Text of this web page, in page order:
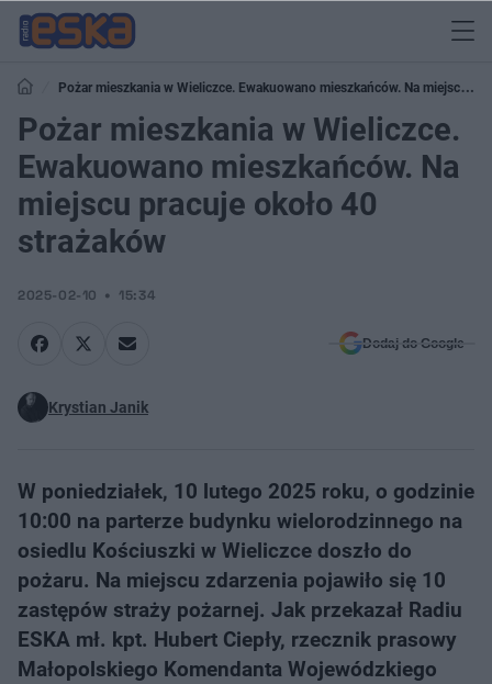
Pożar mieszkania w Wieliczce. Ewakuowano mieszkańców. Na miejscu
pracuje około 40 strażaków
Pożar mieszkania w Wieliczce.
Ewakuowano mieszkańców. Na
miejscu pracuje około 40
strażaków
2025-02-10 15:34
Dodaj do Google
Krystian Janik
W poniedziałek, 10 lutego 2025 roku, o godzinie
10:00 na parterze budynku wielorodzinnego na
osiedlu Kościuszki w Wieliczce doszło do
pożaru. Na miejscu zdarzenia pojawiło się 10
zastępów straży pożarnej. Jak przekazał Radiu
ESKA mł. kpt. Hubert Ciepły, rzecznik prasowy
Małopolskiego Komendanta Wojewódzkiego